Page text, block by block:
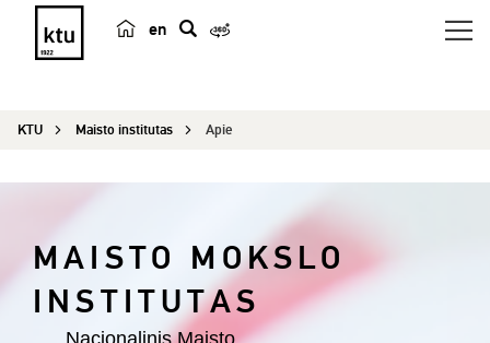
en
e
KTU Maisto institutas Apie
MAISTO MOKSLO
INSTITUTAS
Nacionalinis Maisto